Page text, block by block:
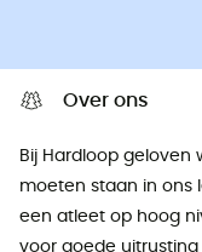
Over ons
Bij Hardloop geloven
moeten staan ​​in ons
een atleet op hoog
voor goede